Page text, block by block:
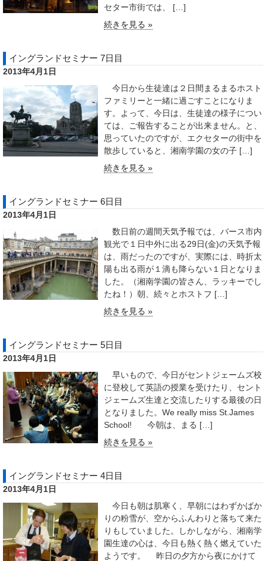
セター市街では、 […]
続きを見る »
イングランドセミナー 7日目
2013年4月1日
今日から生徒達は２日間まるまるホスト
ファミリーと一緒に過ごすことになりま
す。よって、今日は、生徒達の様子につい
ては、ご報告することが出来ません。と、
思っていたのですが、エクセターの街中を
散歩していると、湘南学園の女の子 […]
続きを見る »
イングランドセミナー 6日目
2013年4月1日
数日前の週間天気予報では、バース市内
観光で１日中外に出る29日(金)の天気予報
は、雨だったのですが、実際には、時折太
陽も出る雨が１滴も降らない１日となりま
した。（湘南学園の皆さん、ラッキーでし
たね！）朝、続々とホストフ […]
続きを見る »
イングランドセミナー 5日目
2013年4月1日
早いもので、今日がセントジェームズ校
に登校して英語の授業を受けたり、セント
ジェームズ生達と交流したりする最後の日
となりました。We really miss St.James
School! 今朝は、まる […]
続きを見る »
イングランドセミナー 4日目
2013年4月1日
今日も朝は肌寒く、早朝にはわずかばか
りの粉雪が、空からふんわりと落ちて来た
りもしていました。しかしながら、湘南学
園生達の心は、今日も熱く熱く燃えていた
ようです。 昨日の夕方から夜にかけて